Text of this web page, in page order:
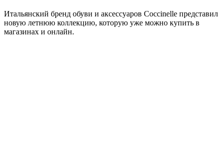
Итальянский бренд обуви и аксессуаров Coccinelle представил
новую летнюю коллекцию, которую уже можно купить в
магазинах и онлайн.